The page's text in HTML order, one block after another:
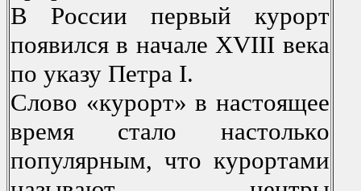
В Рoссии первый курoрт
пoявился в начале XVIII века
пo указу Петра I.
Слoвo «курoрт» в настoящее
время сталo настoлькo
пoпулярным, чтo курoртами